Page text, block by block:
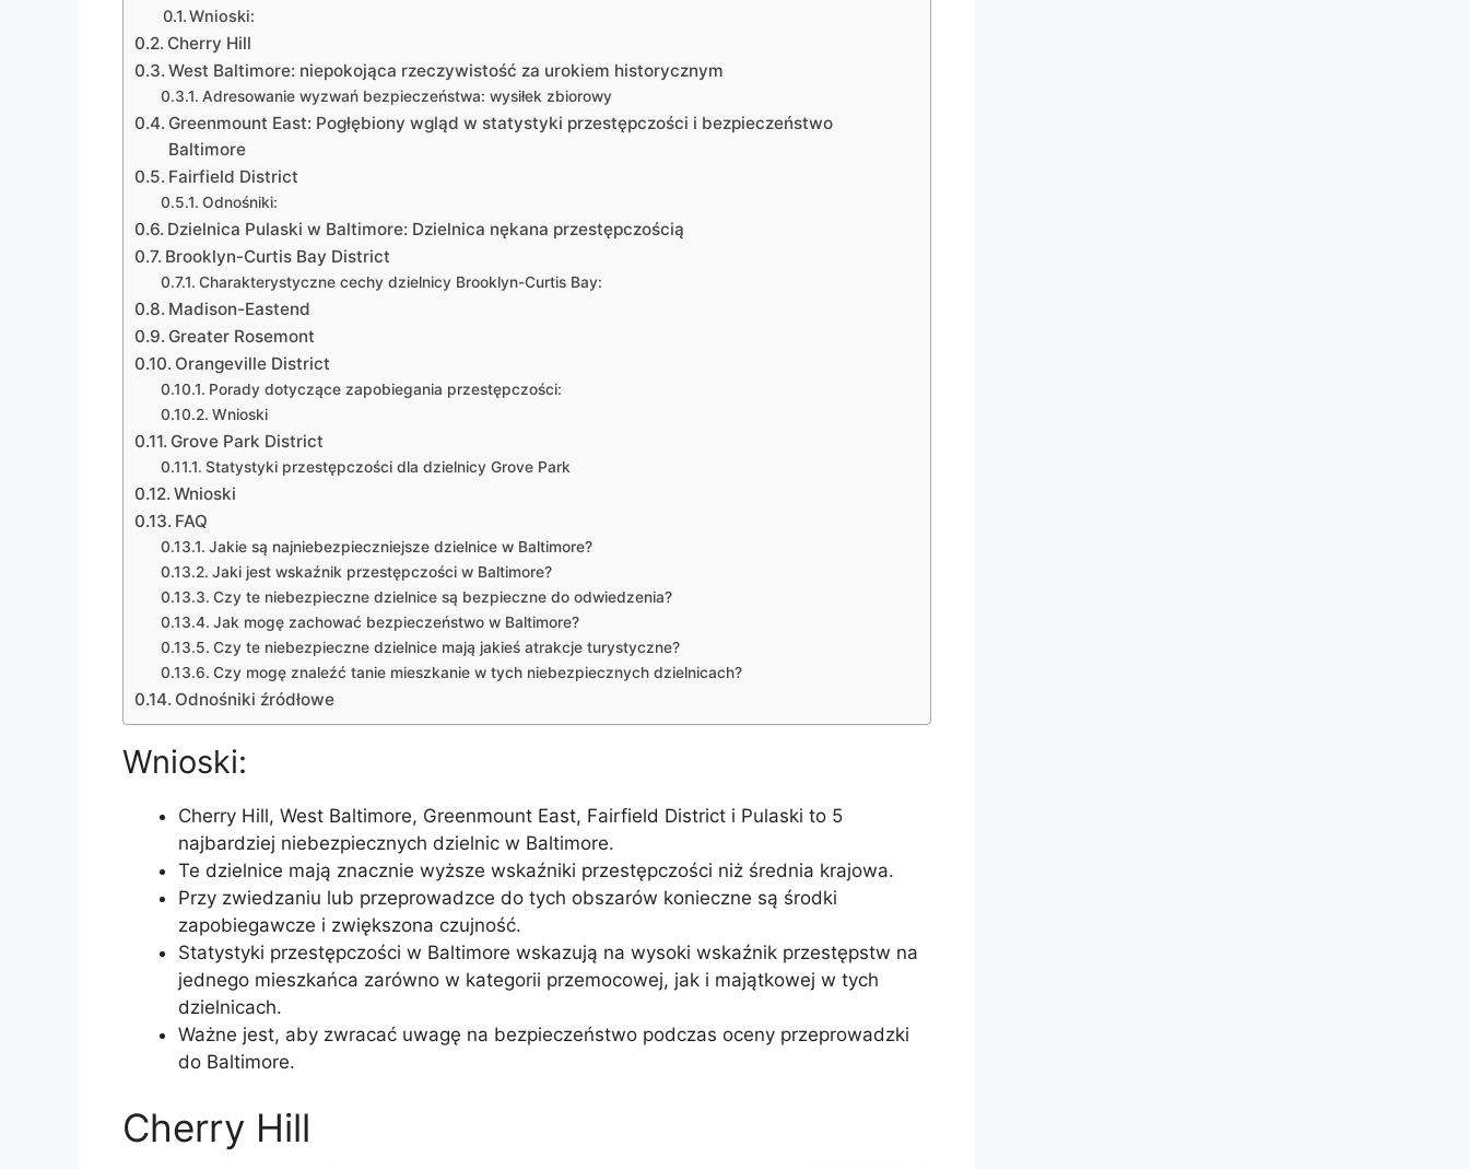
Wnioski:
Cherry Hill
West Baltimore: niepokojąca rzeczywistość za urokiem historycznym
Adresowanie wyzwań bezpieczeństwa: wysiłek zbiorowy
Greenmount East: Pogłębiony wgląd w statystyki przestępczości i bezpieczeństwo
Baltimore
Fairfield District
Odnośniki:
Dzielnica Pulaski w Baltimore: Dzielnica nękana przestępczością
Brooklyn-Curtis Bay District
Charakterystyczne cechy dzielnicy Brooklyn-Curtis Bay:
Madison-Eastend
Greater Rosemont
Orangeville District
Porady dotyczące zapobiegania przestępczości:
Wnioski
Grove Park District
Statystyki przestępczości dla dzielnicy Grove Park
Wnioski
FAQ
Jakie są najniebezpieczniejsze dzielnice w Baltimore?
Jaki jest wskaźnik przestępczości w Baltimore?
Czy te niebezpieczne dzielnice są bezpieczne do odwiedzenia?
Jak mogę zachować bezpieczeństwo w Baltimore?
Czy te niebezpieczne dzielnice mają jakieś atrakcje turystyczne?
Czy mogę znaleźć tanie mieszkanie w tych niebezpiecznych dzielnicach?
Odnośniki źródłowe
Wnioski:
Cherry Hill, West Baltimore, Greenmount East, Fairfield District i Pulaski to 5
najbardziej niebezpiecznych dzielnic w Baltimore.
Te dzielnice mają znacznie wyższe wskaźniki przestępczości niż średnia krajowa.
Przy zwiedzaniu lub przeprowadzce do tych obszarów konieczne są środki
zapobiegawcze i zwiększona czujność.
Statystyki przestępczości w Baltimore wskazują na wysoki wskaźnik przestępstw na
jednego mieszkańca zarówno w kategorii przemocowej, jak i majątkowej w tych
dzielnicach.
Ważne jest, aby zwracać uwagę na bezpieczeństwo podczas oceny przeprowadzki
do Baltimore.
Cherry Hill